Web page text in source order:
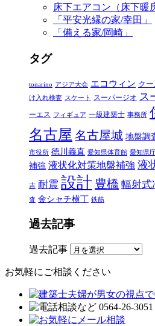
床下エアコン（床下暖
「平安光縁の家/幸田」
「備える家/岡崎」
タグ
tonarino アジア大会 エコウィン ク
け入れ検査 スケート スーパージオ ス
ーエス フィギュア 一級建築士 事務所
名古屋 名古屋城 地盤調
市役所 徳川義直 愛知県体育館 愛知県
補強 液状化対策地盤補強 液
吉 耐震 設計 豊橋 輻射式
査 金シャチ横丁 鉄筋
過去記事
過去記事
お気軽にご相談ください